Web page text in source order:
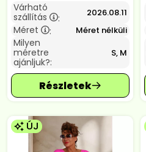
Várható
szállítás
: 2026.08.11
Méret : Méret nélküli
Milyen
méretre
ajánljuk?:
S, M
ÚJ